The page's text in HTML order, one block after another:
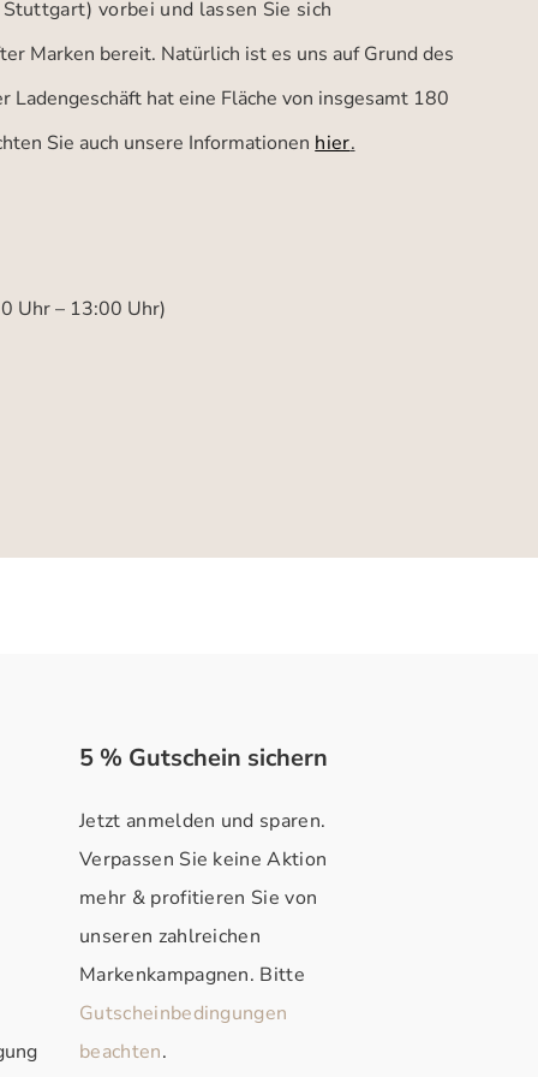
Stuttgart) vorbei und lassen Sie sich
Marken bereit. Natürlich ist es uns auf Grund des
hat eine Fläche von insgesamt 180
Sie auch unsere Informationen hier.
Uhr – 13:00 Uhr)
5 % Gutschein sichern
Jetzt anmelden und sparen.
Verpassen Sie keine Aktion
mehr & profitieren Sie von
unseren zahlreichen
Markenkampagnen. Bitte
Gutscheinbedingungen
beachten.